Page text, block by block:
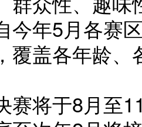
今年5月各赛
覆盖各年龄
将于8月至11